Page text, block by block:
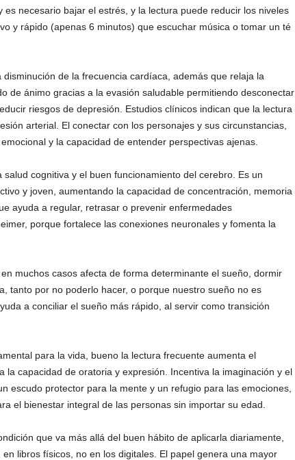
es necesario bajar el estrés, y la lectura puede reducir los niveles
y rápido (apenas 6 minutos) que escuchar música o tomar un té
de la frecuencia cardíaca, además que relaja la
de ánimo gracias a la evasión saludable permitiendo desconectar
riesgos de depresión. Estudios clínicos indican que la lectura
arterial. El conectar con los personajes y sus circunstancias,
y la capacidad de entender perspectivas ajenas.
cognitiva y el buen funcionamiento del cerebro. Es un
y joven, aumentando la capacidad de concentración, memoria
ayuda a regular, retrasar o prevenir enfermedades
porque fortalece las conexiones neuronales y fomenta la
muchos casos afecta de forma determinante el sueño, dormir
tanto por no poderlo hacer, o porque nuestro sueño no es
a conciliar el sueño más rápido, al servir como transición
para la vida, bueno la lectura frecuente aumenta el
la capacidad de oratoria y expresión. Incentiva la imaginación y el
escudo protector para la mente y un refugio para las emociones,
el bienestar integral de las personas sin importar su edad.
que va más allá del buen hábito de aplicarla diariamente,
libros físicos, no en los digitales. El papel genera una mayor